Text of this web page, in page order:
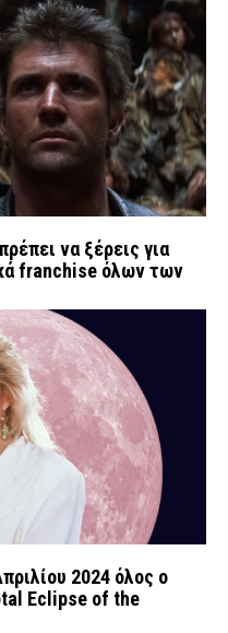
να ξέρεις για
franchise όλων των
2024 όλος ο
Eclipse of the